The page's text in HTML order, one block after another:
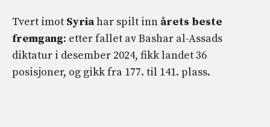
Tvert imot Syriahar spilt inn årets beste
fremgang: etter fallet av Bashar al-Assads
diktatur i desember 2024, fikk landet 36
posisjoner, og gikk fra 177. til 141. plass.